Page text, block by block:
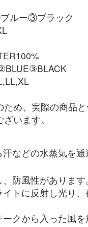
ルー③ブラック
ため、実際の商品
います。